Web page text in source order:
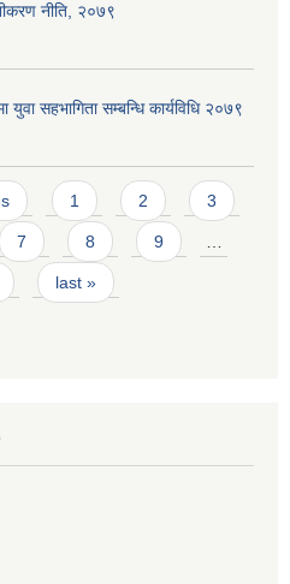
नीति, २०७९
युवा सहभागिता सम्बन्धि कार्यविधि २०७९
1 2 3
7 8 9
last »